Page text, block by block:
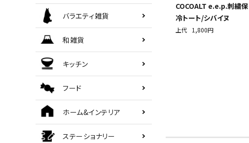
特定商取引法について
お問い合わせ
COCOALT e.e.p.刺繍保
冷トート/シバイヌ
上代 1,800円
バラエティ雑貨
和雑貨
キッチン
フード
ホーム&インテリア
ステーショナリー